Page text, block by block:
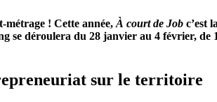
métrage ! Cette année,À court de Job c’est
se déroulera du 28 janvier au 4 février, de
sur le territoire